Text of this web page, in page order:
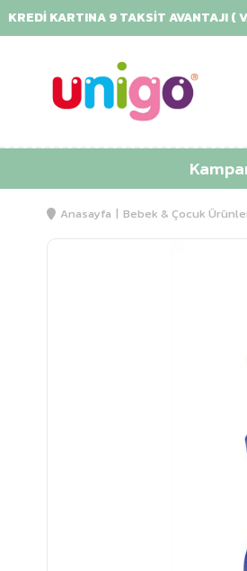
KARTINA 9 TAKSİT AVANTAJI (
Anasayfa Bebek & Çocuk